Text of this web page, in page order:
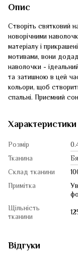
Опис
Створіть святковий
новорічними
матеріалу і
мотивами, вони
наволочки -
та затишною в цей
кольори, щоб
спальні. Приємний
Характеристики
Розмір
Тканина
Склад тканини
Примітка
Щільність
тканини
Відгуки